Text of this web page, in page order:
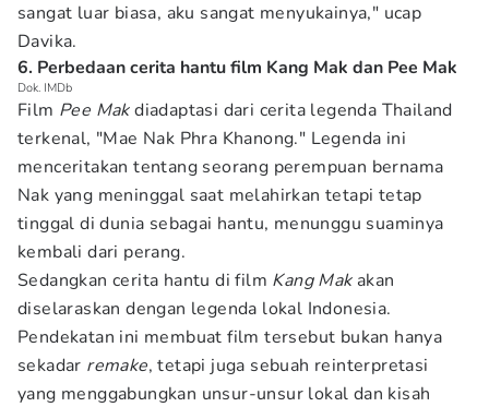
sangat luar biasa, aku sangat menyukainya," ucap
Davika.
6. Perbedaan cerita hantu film Kang Mak dan Pee Mak
Dok. IMDb
Film Pee Makdiadaptasi dari cerita legenda Thailand
terkenal, "Mae Nak Phra Khanong." Legenda ini
menceritakan tentang seorang perempuan bernama
Nak yang meninggal saat melahirkan tetapi tetap
tinggal di dunia sebagai hantu, menunggu suaminya
kembali dari perang.
Sedangkan cerita hantu di film Kang Makakan
diselaraskan dengan legenda lokal Indonesia.
Pendekatan ini membuat film tersebut bukan hanya
sekadar remake, tetapi juga sebuah reinterpretasi
yang menggabungkan unsur-unsur lokal dan kisah